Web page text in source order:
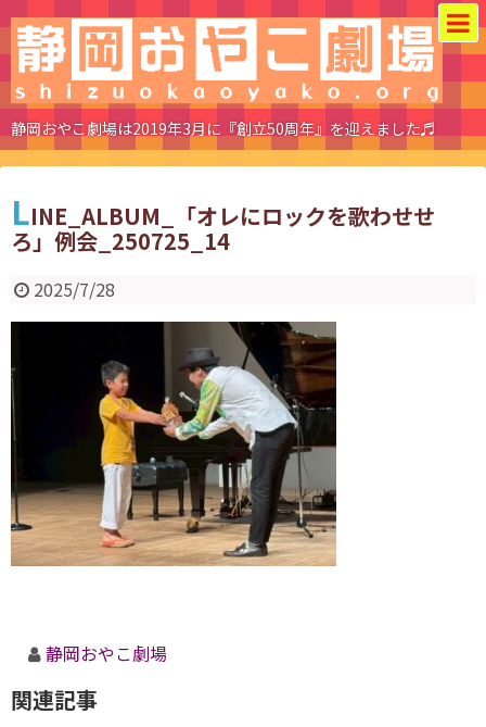
静岡おやこ劇場は2019年3月に『創立50周年』を迎えました♬
LINE_ALBUM_「オレにロックを歌わせせ
ろ」例会_250725_14
2025/7/28
静岡おやこ劇場
関連記事